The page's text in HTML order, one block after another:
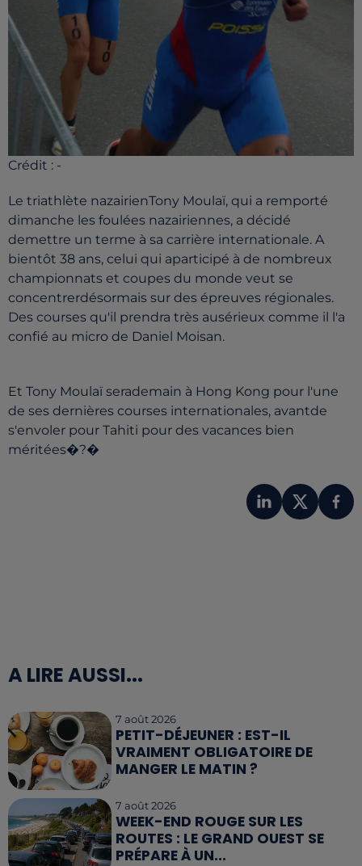
Crédit : -
Le triathlète nazairienTony Moulaï, qui a remporté
dimanche les foulées nazairiennes, a décidé
demettre un terme à sa carrière internationale. A
bientôt 38 ans, celui qui aparticipé à de nombreux
championnats et coupes du monde veut se
concentrerdésormais sur des épreuves régionales.
Des courses qu'il prendra très ausérieux comme il l'a
confié au micro de Daniel Moisan.
Et Tony Moulaï serademain à Hong Kong pour l'une
de ses dernières courses internationales, avantde
s'envoler pour Tahiti pour des vacances bien
méritées�?�
A LIRE AUSSI...
7 août 2026
PETIT-DÉJEUNER : EST-IL
VRAIMENT OBLIGATOIRE DE
MANGER LE MATIN ?
7 août 2026
WEEK-END ROUGE SUR LES
ROUTES : LE GRAND OUEST SE
PRÉPARE À UN...